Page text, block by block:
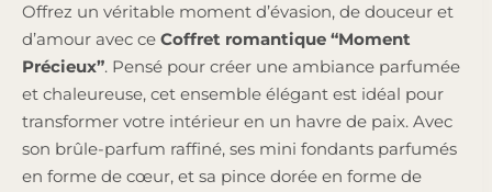
Offrez un véritable moment d’évasion, de douceur et
d’amour avec ce Coffret romantique “Moment
Précieux”. Pensé pour créer une ambiance parfumée
et chaleureuse, cet ensemble élégant est idéal pour
transformer votre intérieur en un havre de paix. Avec
son brûle-parfum raffiné, ses mini fondants parfumés
en forme de cœur, et sa pince dorée en forme de